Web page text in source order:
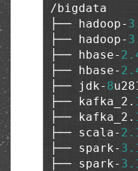
/bigdata
├── hadoop-
├── hadoop-
├── hbase-
├── hbase-
├── jdk- 8
├── kafka_2.
├── kafka_2.
├── scala-
├── spark-
├── spark-